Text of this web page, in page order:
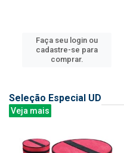
Faça seu login ou
cadastre-se para
comprar.
Seleção Especial UD
Veja mais